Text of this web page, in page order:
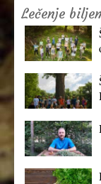
Lečenje